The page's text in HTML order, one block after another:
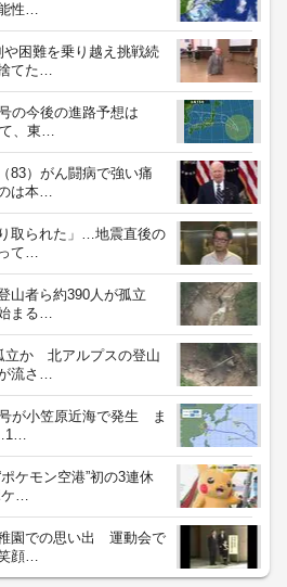
性…
困難を乗り越え挑戦続
てた…
号の今後の進路予想は
、東…
83）がん闘病で強い痛
は本…
取られた」…地震直後の
て…
山者ら約390人が孤立
まる…
立か 北アルプスの登山
流さ…
号が小笠原近海で発生 ま
ケモン空港”初の3連休
…
園での思い出 運動会で
顔…